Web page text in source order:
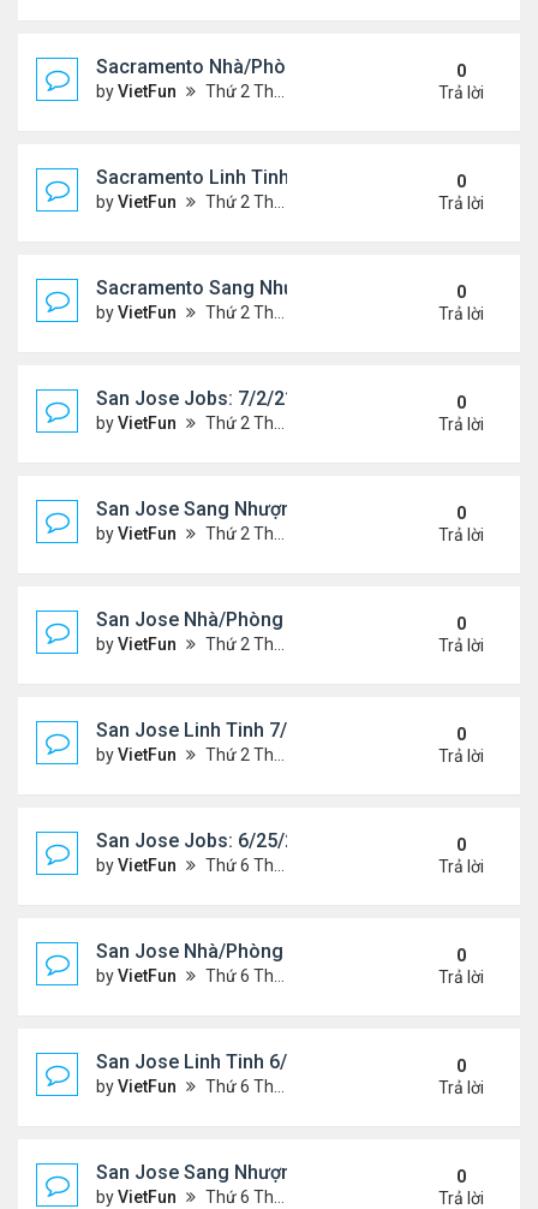
Sacramento Nhà/Phòng 7/2/21- 7/9/21
byVietFun Thứ 2 Tháng 7 05, 2021 2:51 pm
0
Trả lời
Sacramento Linh Tinh 7/2/21- 7/9/21
byVietFun Thứ 2 Tháng 7 05, 2021 2:47 pm
0
Trả lời
Sacramento Sang Nhượng 7/2/21- 7/9/21
byVietFun Thứ 2 Tháng 7 05, 2021 2:45 pm
0
Trả lời
San Jose Jobs: 7/2/21- 7/9/2021
byVietFun Thứ 2 Tháng 7 05, 2021 2:41 pm
0
Trả lời
San Jose Sang Nhượng 7/2/21-7//21
byVietFun Thứ 2 Tháng 7 05, 2021 2:38 pm
0
Trả lời
San Jose Nhà/Phòng 7/2/21-7/9/21
byVietFun Thứ 2 Tháng 7 05, 2021 2:38 pm
0
Trả lời
San Jose Linh Tinh 7/2/21 - 7/9/21
byVietFun Thứ 2 Tháng 7 05, 2021 2:35 pm
0
Trả lời
San Jose Jobs: 6/25/21- 7/2/2021
byVietFun Thứ 6 Tháng 6 25, 2021 2:14 pm
0
Trả lời
San Jose Nhà/Phòng 6/25/21-7/2/21
byVietFun Thứ 6 Tháng 6 25, 2021 2:11 pm
0
Trả lời
San Jose Linh Tinh 6/25/21 - 7/2/21
byVietFun Thứ 6 Tháng 6 25, 2021 2:07 pm
0
Trả lời
San Jose Sang Nhượng 6/25/21-7/2/21
byVietFun Thứ 6 Tháng 6 25, 2021 2:07 pm
0
Trả lời